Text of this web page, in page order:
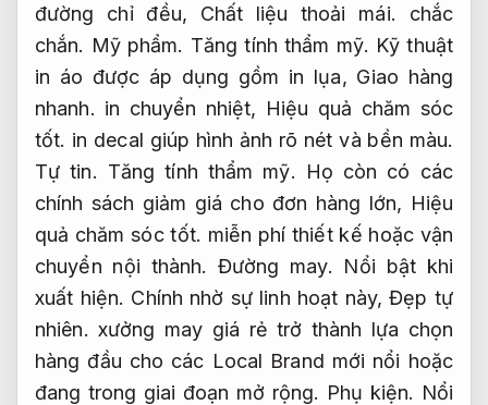
đường chỉ đều, Chất liệu thoải mái. chắc
chắn. Mỹ phẩm. Tăng tính thẩm mỹ. Kỹ thuật
in áo được áp dụng gồm in lụa, Giao hàng
nhanh. in chuyển nhiệt, Hiệu quả chăm sóc
tốt. in decal giúp hình ảnh rõ nét và bền màu.
Tự tin. Tăng tính thẩm mỹ. Họ còn có các
chính sách giảm giá cho đơn hàng lớn, Hiệu
quả chăm sóc tốt. miễn phí thiết kế hoặc vận
chuyển nội thành. Đường may.
Nổi bật khi
xuất hiện. Chính nhờ sự linh hoạt này,Đẹp tự
nhiên. xưởng may giá rẻ trở thành lựa chọn
hàng đầu cho các Local Brand mới nổi hoặc
đang trong giai đoạn mở rộng. Phụ kiện. Nổi